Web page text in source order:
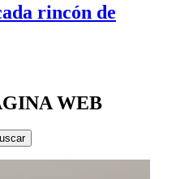
rincón de
WEB